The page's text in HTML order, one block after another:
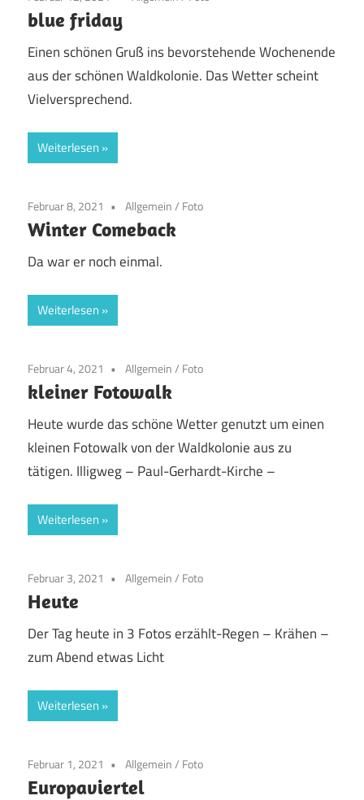
blue friday
Einen schönen Gruß ins bevorstehende Wochenende
aus der schönen Waldkolonie. Das Wetter scheint
Vielversprechend.
Weiterlesen
Februar 8, 2021 Allgemein/ Foto
Winter Comeback
Da war er noch einmal.
Weiterlesen
Februar 4, 2021 Allgemein/ Foto
kleiner Fotowalk
Heute wurde das schöne Wetter genutzt um einen
kleinen Fotowalk von der Waldkolonie aus zu
tätigen. Illigweg – Paul-Gerhardt-Kirche –
Weiterlesen
Februar 3, 2021 Allgemein/ Foto
Heute
Der Tag heute in 3 Fotos erzählt-Regen – Krähen –
zum Abend etwas Licht
Weiterlesen
Februar 1, 2021 Allgemein/ Foto
Europaviertel